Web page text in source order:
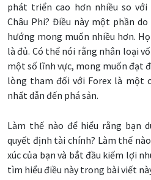
phát triển cao hơn nhiều so
Châu Phi? Điều này một phần
hướng mong muốn nhiều hơn.
là đủ. Có thể nói rằng nhân loại
một số lĩnh vực, mong muốn đạt
lòng tham đối với Forex là một
nhất dẫn đến phá sản.
Làm thế nào để hiểu rằng bạn
quyết định tài chính? Làm thế
xúc của bạn và bắt đầu kiếm lợi
tìm hiểu điều này trong bài viết